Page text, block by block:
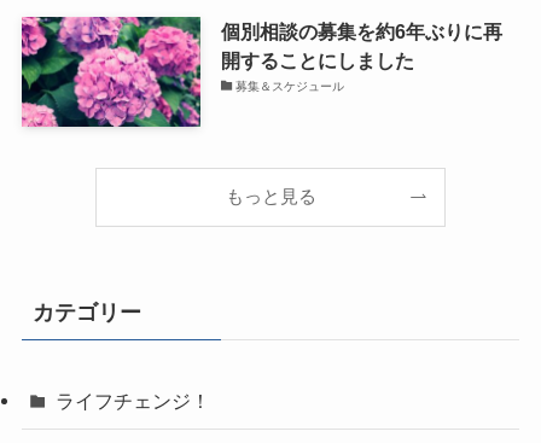
個別相談の募集を約6年ぶりに再
開することにしました
募集＆スケジュール
もっと見る
カテゴリー
ライフチェンジ！